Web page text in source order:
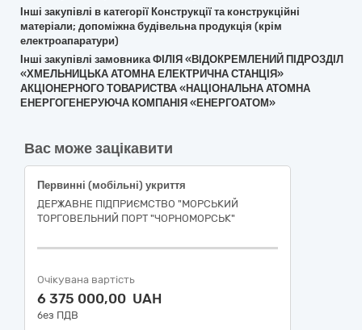
Інші закупівлі в категорії Конструкції та конструкційні
матеріали; допоміжна будівельна продукція (крім
електроапаратури)
Інші закупівлі замовника ФІЛІЯ «ВІДОКРЕМЛЕНИЙ ПІДРОЗДІЛ
«ХМЕЛЬНИЦЬКА АТОМНА ЕЛЕКТРИЧНА СТАНЦІЯ»
АКЦІОНЕРНОГО ТОВАРИСТВА «НАЦІОНАЛЬНА АТОМНА
ЕНЕРГОГЕНЕРУЮЧА КОМПАНІЯ «ЕНЕРГОАТОМ»
Вас може зацікавити
Первинні (мобільні) укриття
ДЕРЖАВНЕ ПІДПРИЄМСТВО "МОРСЬКИЙ
ТОРГОВЕЛЬНИЙ ПОРТ "ЧОРНОМОРСЬК"
Очікувана вартість
6 375 000,00 UAH
без ПДВ